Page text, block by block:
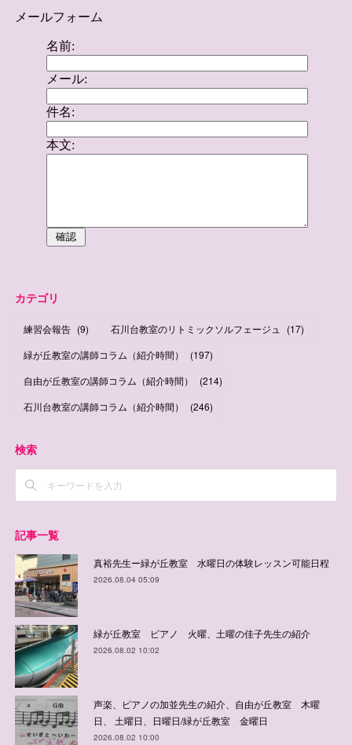
カテゴリ
練習会報告 (9) 石川台教室のリトミックソルフェージュ (17)
緑が丘教室の講師コラム（紹介時間）
(197)
自由が丘教室の講師コラム（紹介時間）
(214)
石川台教室の講師コラム（紹介時間）
(246)
検索
記事一覧
真裕先生ー緑が丘教室 水曜日の体験レッスン可能日程
2026.08.04 05:09
緑が丘教室 ピアノ 火曜、土曜の佳子先生の紹介
2026.08.02 10:02
声楽、ピアノの加並先生の紹介、自由が丘教室 木曜
日、 土曜日、日曜日/緑が丘教室 金曜日
2026.08.02 10:00